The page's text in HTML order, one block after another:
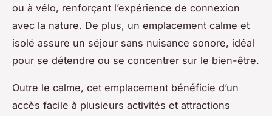
ou à vélo, renforçant l’expérience de connexion
avec la nature. De plus, un emplacement calme et
isolé assure un séjour sans nuisance sonore, idéal
pour se détendre ou se concentrer sur le bien-être.
Outre le calme, cet emplacement bénéficie d’un
accès facile à plusieurs activités et attractions